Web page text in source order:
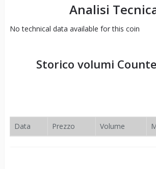
Analisi
No technical data available for this coin
Storico volumi
Data Prezzo Volume